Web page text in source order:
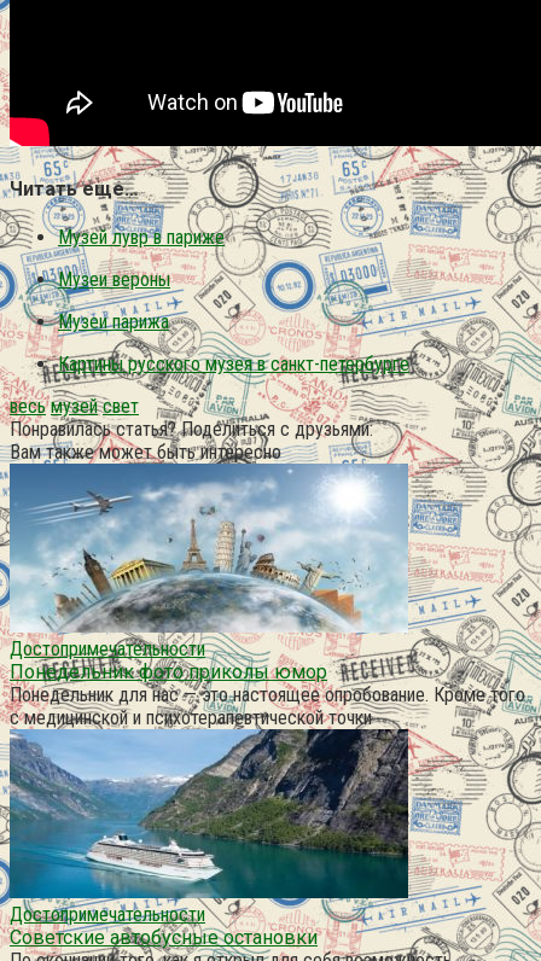
Читать еще…
Музей лувр в париже
Музеи вероны
Музеи парижа
Картины русского музея в санкт-петербурге
весь музей свет
Понравилась статья? Поделиться с друзьями:
Вам также может быть интересно
Достопримечательности
Понедельник фото приколы юмор
Понедельник для нас — это настоящее опробование. Кроме того
с медицинской и психотерапевтической точки
Достопримечательности
Советские автобусные остановки